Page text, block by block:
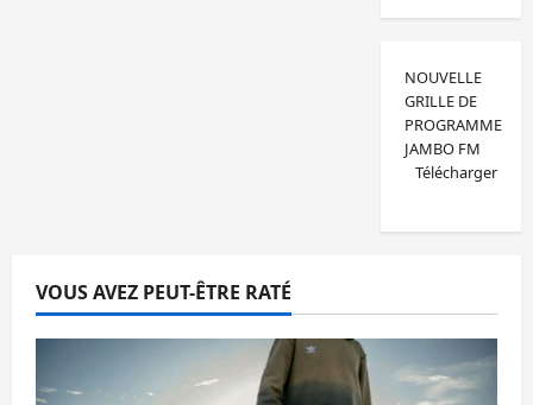
NOUVELLE
GRILLE DE
PROGRAMME
JAMBO FM
Télécharger
VOUS AVEZ PEUT-ÊTRE RATÉ